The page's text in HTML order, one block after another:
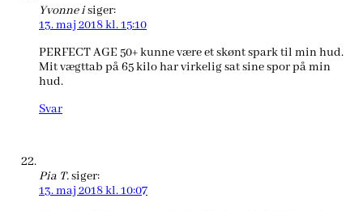
Yvonne isiger:
13. maj 2018 kl. 15:10
PERFECT AGE 50+ kunne være et skønt spark til min hud.
Mit vægttab på 65 kilo har virkelig sat sine spor på min
hud.
Svar
Pia T.siger:
13. maj 2018 kl. 10:07